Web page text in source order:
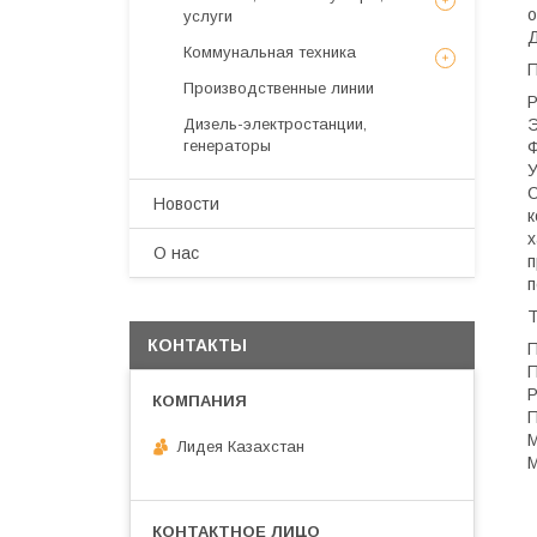
услуги
Коммунальная техника
Производственные линии
Дизель-электростанции,
генераторы
Новости
О нас
КОНТАКТЫ
Лидея Казахстан